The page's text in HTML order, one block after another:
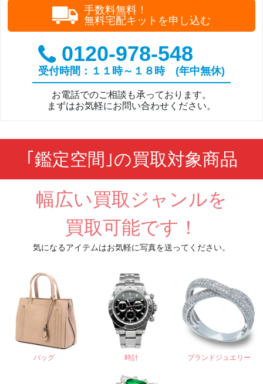
手数料無料！
無料宅配キットを申し込む
0120-978-548
受付時間：１１時～１８時 (年中無休)
お電話でのご相談も承っております。
まずはお気軽にお問い合わせください。
｢鑑定空間｣の買取対象商品
幅広い買取ジャンルを
買取可能です！
気になるアイテムはお気軽に写真を送ってください。
バッグ 時計 ブランドジュエリー